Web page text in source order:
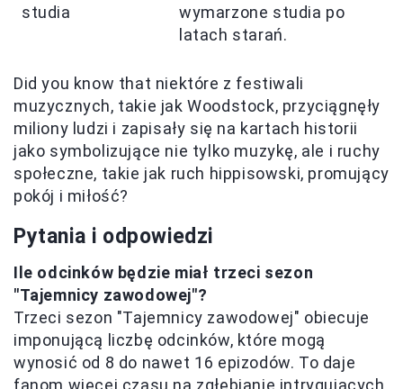
studia
wymarzone studia po
latach starań.
Did you know that niektóre z festiwali
muzycznych, takie jak Woodstock, przyciągnęły
miliony ludzi i zapisały się na kartach historii
jako symbolizujące nie tylko muzykę, ale i ruchy
społeczne, takie jak ruch hippisowski, promujący
pokój i miłość?
Pytania i odpowiedzi
Ile odcinków będzie miał trzeci sezon
"Tajemnicy zawodowej"?
Trzeci sezon "Tajemnicy zawodowej" obiecuje
imponującą liczbę odcinków, które mogą
wynosić od 8 do nawet 16 epizodów. To daje
fanom więcej czasu na zgłębianie intrygujących